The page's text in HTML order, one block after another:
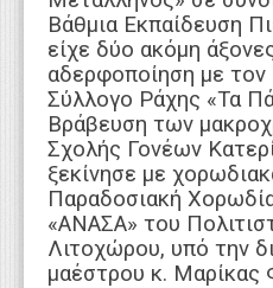
Βάθμια Εκπαίδευση
είχε δύο ακόμη
αδερφοποίηση με τον
Σύλλογο Ράχης «Τα
Βράβευση των
Σχολής Γονέων
ξεκίνησε με
Παραδοσιακή
«ΑΝΑΣΑ» του
Λιτοχώρου, υπό την
μαέστρου κ.